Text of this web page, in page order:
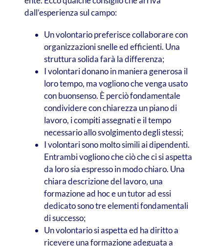
dall’esperienza sul campo:
Un volontario preferisce collaborare con
organizzazioni snelle ed efficienti. Una
struttura solida farà la differenza;
I volontari donano in maniera generosa il
loro tempo, ma vogliono che venga usato
con buonsenso. È perciò fondamentale
condividere con chiarezza un piano di
lavoro, i compiti assegnati e il tempo
necessario allo svolgimento degli stessi;
I volontari sono molto simili ai dipendenti.
Entrambi vogliono che ciò che ci si aspetta
da loro sia espresso in modo chiaro. Una
chiara descrizione del lavoro, una
formazione ad hoc e un tutor ad essi
dedicato sono tre elementi fondamentali
di successo;
Un volontario si aspetta ed ha diritto a
ricevere una formazione adeguata a